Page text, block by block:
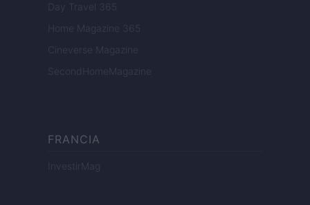
Day Travel 365
Home Magazine 365
Cineverse Magazine
SecondHomeMagazine
FRANCIA
InvestirMag